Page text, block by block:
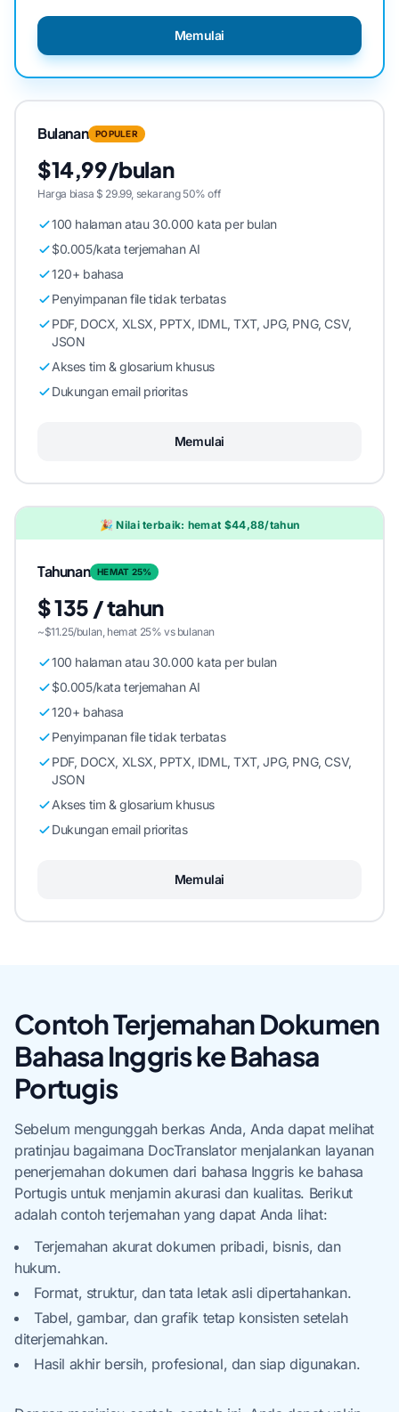
Memulai
Bulanan POPULER
$14,99/bulan
Harga biasa $ 29.99, sekarang 50% off
100 halaman atau 30.000 kata per bulan
$0.005/kata terjemahan AI
120+ bahasa
Penyimpanan file tidak terbatas
PDF, DOCX, XLSX, PPTX, IDML, TXT, JPG, PNG, CSV,
JSON
Akses tim & glosarium khusus
Dukungan email prioritas
Memulai
🎉 Nilai terbaik: hemat $44,88/tahun
Tahunan HEMAT 25%
$ 135 / tahun
~$11.25/bulan, hemat 25% vs bulanan
100 halaman atau 30.000 kata per bulan
$0.005/kata terjemahan AI
120+ bahasa
Penyimpanan file tidak terbatas
PDF, DOCX, XLSX, PPTX, IDML, TXT, JPG, PNG, CSV,
JSON
Akses tim & glosarium khusus
Dukungan email prioritas
Memulai
Contoh Terjemahan Dokumen
Bahasa Inggris ke Bahasa
Portugis
Sebelum mengunggah berkas Anda, Anda dapat melihat
pratinjau bagaimana DocTranslator menjalankan layanan
penerjemahan dokumen dari bahasa Inggris ke bahasa
Portugis untuk menjamin akurasi dan kualitas. Berikut
adalah contoh terjemahan yang dapat Anda lihat:
Terjemahan akurat dokumen pribadi, bisnis, dan
hukum.
Format, struktur, dan tata letak asli dipertahankan.
Tabel, gambar, dan grafik tetap konsisten setelah
diterjemahkan.
Hasil akhir bersih, profesional, dan siap digunakan.